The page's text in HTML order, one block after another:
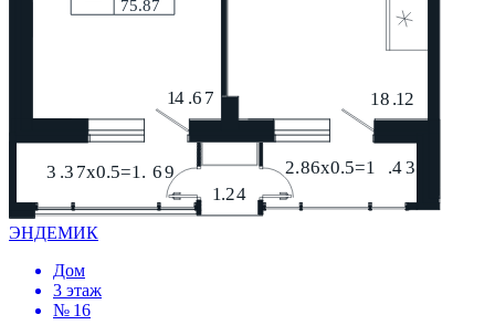
ЭНДЕМИК
Дом
3 этаж
№ 16